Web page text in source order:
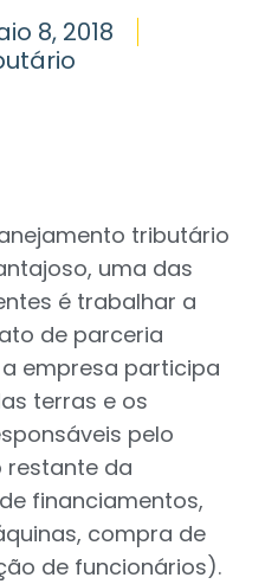
8, 2018
tributário
uma das
é trabalhar a
de parceria
empresa participa
terras e os
pelo
restante da
financiamentos,
compra de
de funcionários).